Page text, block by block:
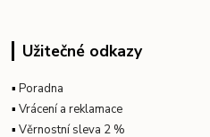
Užitečné odkazy
▪Poradna
▪Vrácení a reklamace
▪Věrnostní sleva 2 %